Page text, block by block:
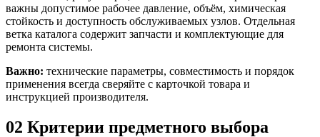
важны допустимое рабочее давление, объём, химическая
стойкость и доступность обслуживаемых узлов. Отдельная
ветка каталога содержит запчасти и комплектующие для
ремонта системы.
Важно: технические параметры, совместимость и порядок
применения всегда сверяйте с карточкой товара и
инструкцией производителя.
02 Критерии предметного выбора